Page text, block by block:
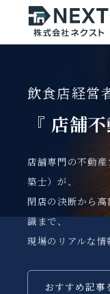
飲食店経営
『 店舗
店舗専門の不動
築士）が、
閉店の決断から
識まで、
現場のリアルな情
おすすめ記事